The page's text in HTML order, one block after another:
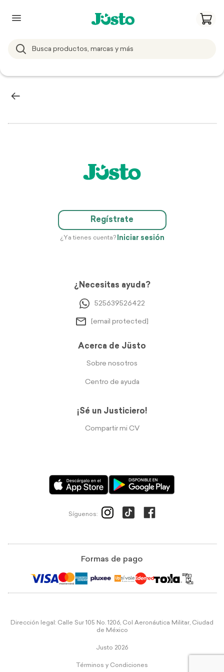
Regístrate
¿Ya tienes cuenta? Iniciar sesión
¿Necesitas ayuda?
525639526422
[email protected]
Acerca de Jüsto
Sobre nosotros
Centro de ayuda
¡Sé un Justiciero!
Compartir mi CV
Síguenos:
Formas de pago
Dirección legal: Calle Sur 105 No. 1206, Col Aeronáutica Militar, Ciudad
de México
Justo 2026
Términos y Condiciones